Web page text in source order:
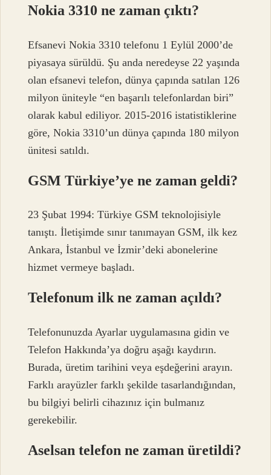
Nokia 3310 ne zaman çıktı?
Efsanevi Nokia 3310 telefonu 1 Eylül 2000’de
piyasaya sürüldü. Şu anda neredeyse 22 yaşında
olan efsanevi telefon, dünya çapında satılan 126
milyon üniteyle “en başarılı telefonlardan biri”
olarak kabul ediliyor. 2015-2016 istatistiklerine
göre, Nokia 3310’un dünya çapında 180 milyon
ünitesi satıldı.
GSM Türkiye’ye ne zaman geldi?
23 Şubat 1994: Türkiye GSM teknolojisiyle
tanıştı. İletişimde sınır tanımayan GSM, ilk kez
Ankara, İstanbul ve İzmir’deki abonelerine
hizmet vermeye başladı.
Telefonum ilk ne zaman açıldı?
Telefonunuzda Ayarlar uygulamasına gidin ve
Telefon Hakkında’ya doğru aşağı kaydırın.
Burada, üretim tarihini veya eşdeğerini arayın.
Farklı arayüzler farklı şekilde tasarlandığından,
bu bilgiyi belirli cihazınız için bulmanız
gerekebilir.
Aselsan telefon ne zaman üretildi?